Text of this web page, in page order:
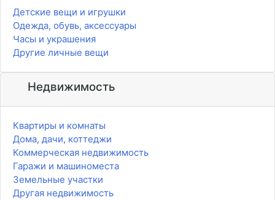
Детские вещи и игрушки
Одежда, обувь, аксессуары
Часы и украшения
Другие личные вещи
Недвижимость
Квартиры и комнаты
Дома, дачи, коттеджи
Коммерческая недвижимость
Гаражи и машиноместа
Земельные участки
Другая недвижимость